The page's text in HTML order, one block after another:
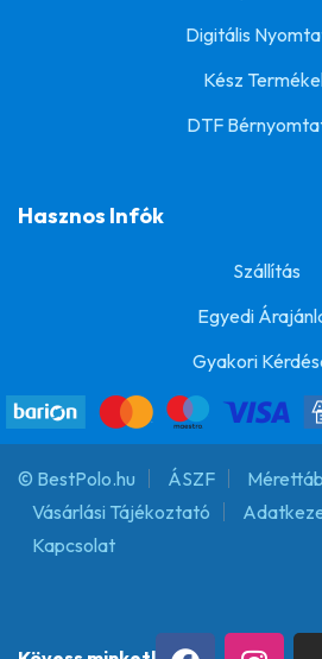
Digitális
Kész
DTF
Hasznos Infók
Szállítás
Egyedi
Gyakori
© BestPolo.hu ÁSZF
Vásárlási Tájékoztató
Kapcsolat